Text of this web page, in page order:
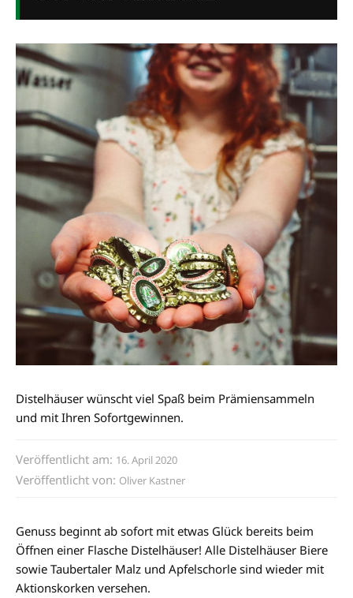
Distelhäuser wünscht viel Spaß beim Prämiensammeln
und mit Ihren Sofortgewinnen.
Veröffentlicht am: 16. April 2020
Veröffentlicht von: Oliver Kastner
Genuss beginnt ab sofort mit etwas Glück bereits beim
Öffnen einer Flasche Distelhäuser! Alle Distelhäuser Biere
sowie Taubertaler Malz und Apfelschorle sind wieder mit
Aktionskorken versehen.